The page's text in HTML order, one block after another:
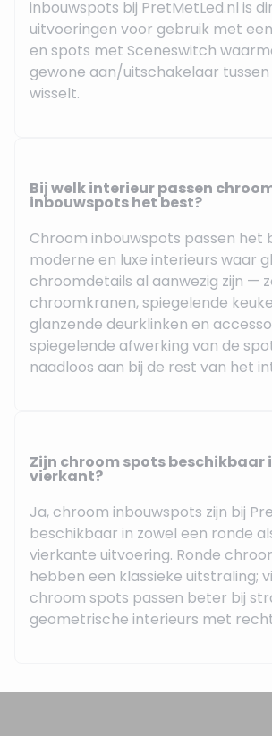
inbouwspots bij PretMetLed.nl is
uitvoeringen voor gebruik met
en spots met Sceneswitch
gewone aan/uitschakelaar
wisselt.
Bij welk interieur passen
inbouwspots het best?
Chroom inbouwspots passen het
moderne en luxe interieurs waar
chroomdetails al aanwezig zijn —
chroomkranen, spiegelende
glanzende deurklinken en
spiegelende afwerking van de
naadloos aan bij de rest van het
Zijn chroom spots beschikbaar
vierkant?
Ja, chroom inbouwspots zijn bij
beschikbaar in zowel een ronde
vierkante uitvoering. Ronde
hebben een klassieke uitstraling;
chroom spots passen beter bij
geometrische interieurs met